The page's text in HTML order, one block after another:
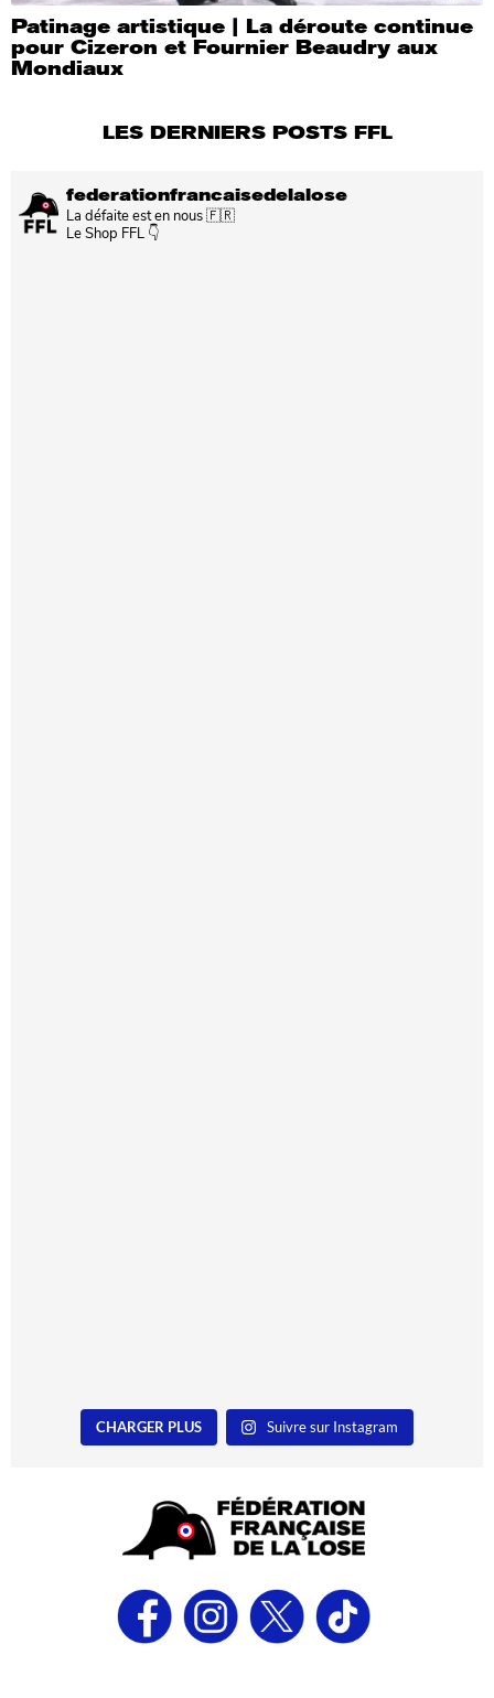
Patinage artistique | La déroute continue
pour Cizeron et Fournier Beaudry aux
Mondiaux
LES DERNIERS POSTS FFL
federationfrancaisedelalose
La défaite est en nous 🇫🇷
Le Shop FFL 👇
CHARGER PLUS Suivre sur Instagram